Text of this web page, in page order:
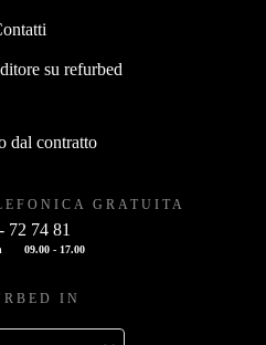
su refurbed
dal contratto
GRATUITA
72 74 81
09.00 - 17.00
IN